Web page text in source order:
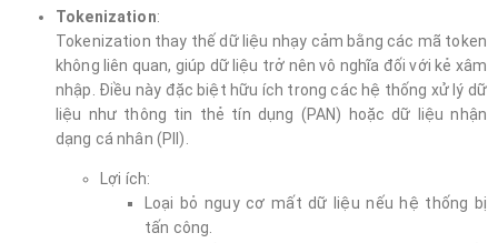
Tokenization:
Tokenization thay thế dữ liệu nhạy cảm bằng các mã token
không liên quan, giúp dữ liệu trở nên vô nghĩa đối với kẻ xâm
nhập. Điều này đặc biệt hữu ích trong các hệ thống xử lý dữ
liệu như thông tin thẻ tín dụng (PAN) hoặc dữ liệu nhận
dạng cá nhân (PII).
Lợi ích:
Loại bỏ nguy cơ mất dữ liệu nếu hệ thống bị
tấn công.